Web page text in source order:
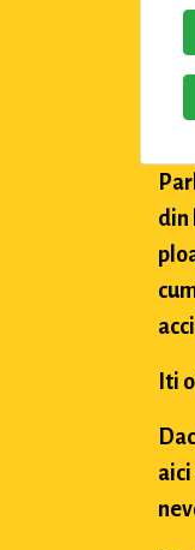
din
Iti